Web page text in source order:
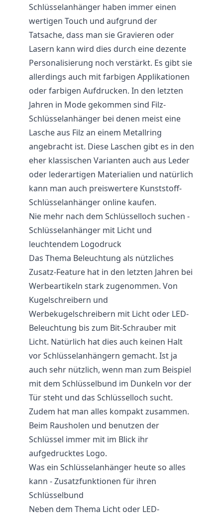
Schlüsselanhänger haben immer einen
wertigen Touch und aufgrund der
Tatsache, dass man sie Gravieren oder
Lasern kann wird dies durch eine dezente
Personalisierung noch verstärkt. Es gibt sie
allerdings auch mit farbigen Applikationen
oder farbigen Aufdrucken. In den letzten
Jahren in Mode gekommen sind Filz-
Schlüsselanhänger bei denen meist eine
Lasche aus Filz an einem Metallring
angebracht ist. Diese Laschen gibt es in den
eher klassischen Varianten auch aus Leder
oder lederartigen Materialien und natürlich
kann man auch preiswertere Kunststoff-
Schlüsselanhänger online kaufen.
Nie mehr nach dem Schlüsselloch suchen -
Schlüsselanhänger mit Licht und
leuchtendem Logodruck
Das Thema Beleuchtung als nützliches
Zusatz-Feature hat in den letzten Jahren bei
Werbeartikeln stark zugenommen. Von
Kugelschreibern und
Werbekugelschreibern mit Licht oder LED-
Beleuchtung bis zum Bit-Schrauber mit
Licht. Natürlich hat dies auch keinen Halt
vor Schlüsselanhängern gemacht. Ist ja
auch sehr nützlich, wenn man zum Beispiel
mit dem Schlüsselbund im Dunkeln vor der
Tür steht und das Schlüsselloch sucht.
Zudem hat man alles kompakt zusammen.
Beim Rausholen und benutzen der
Schlüssel immer mit im Blick ihr
aufgedrucktes Logo.
Was ein Schlüsselanhänger heute so alles
kann - Zusatzfunktionen für ihren
Schlüsselbund
Neben dem Thema Licht oder LED-